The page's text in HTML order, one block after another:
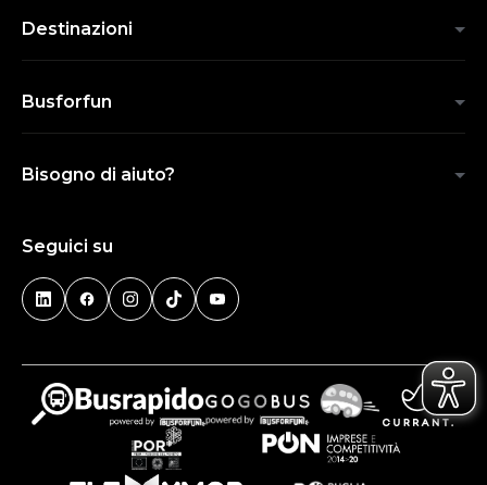
Destinazioni
Busforfun
Bisogno di aiuto?
Seguici su